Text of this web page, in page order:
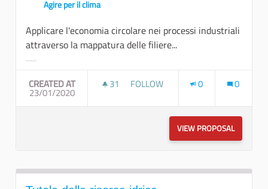
Agire per il clima
Applicare l'economia circolare nei processi industriali
attraverso la mappatura delle filiere...
CREATED AT
23/01/2020
31 31 FOLLOWERS
FOLLOW 0 0
VIEW PROPOSAL